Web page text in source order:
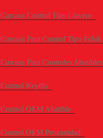
Carcasa Control Tipo Llavero
Carcasa Para Control Tipo Fobik
Carcasa Para Controles Abatibles
Control Keydiy
Control OEM Abatible
Control OEM Proximidad